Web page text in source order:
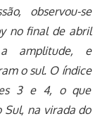
observou-se
no final de abril
amplitude, e
o sul. O índice
3 e 4, o que
Sul, na virada do